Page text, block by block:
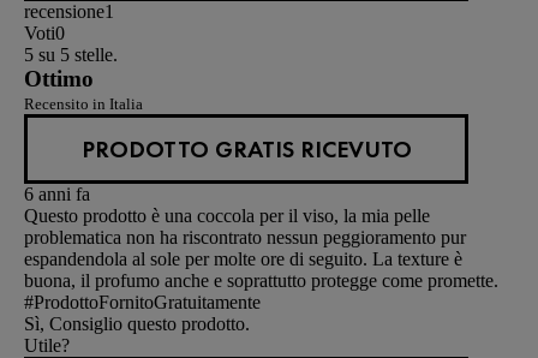
recensione1
Voti0
5 su 5 stelle.
Ottimo
Recensito in Italia
PRODOTTO GRATIS RICEVUTO
6 anni fa
Questo prodotto è una coccola per il viso, la mia pelle
problematica non ha riscontrato nessun peggioramento pur
espandendola al sole per molte ore di seguito. La texture è
buona, il profumo anche e soprattutto protegge come promette.
#ProdottoFornitoGratuitamente
Sì, Consiglio questo prodotto.
Utile?